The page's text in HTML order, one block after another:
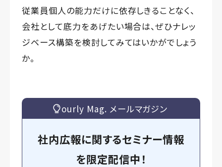
従業員個人の能力だけに依存しきることなく、
会社として底力をあげたい場合は、ぜひナレッ
ジベース構築を検討してみてはいかがでしょう
か。
ourly Mag. メールマガジン
社内広報に関するセミナー情報
を限定配信中！